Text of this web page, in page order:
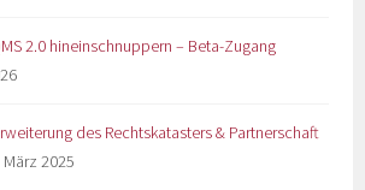
2.0 hineinschnuppern – Beta-Zugang
des Rechtskatasters & Partnerschaft
März 2025